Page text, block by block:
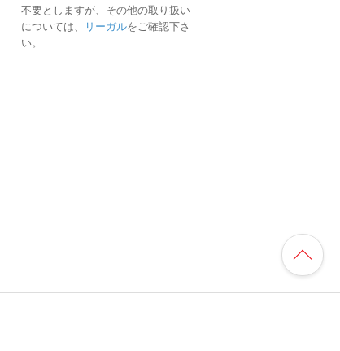
不要としますが、その他の取り扱い
については、
リーガルをご確認下さ
い。